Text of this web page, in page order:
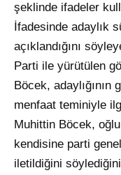
şeklinde ifadeler
İfadesinde adaylık
açıklandığını
Parti ile yürütülen
Böcek,
menfaat teminiyle
Muhittin Böcek,
kendisine parti
iletildiğini